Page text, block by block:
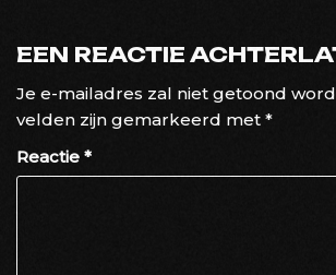
EEN REACTIE
Je e-mailadres zal niet getoond
velden zijn gemarkeerd met *
Reactie *